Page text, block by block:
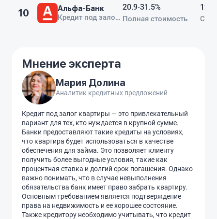
10 Альфа-Банк
Кредит под залог недвижимости
20.9-31.5%
Полная стоимость
12-
Срок
Мнение эксперта
Мария Долина
Аналитик кредитных предложений
Кредит под залог квартиры — это привлекательный
вариант для тех, кто нуждается в крупной сумме.
Банки предоставляют такие кредиты на условиях,
что квартира будет использоваться в качестве
обеспечения для займа. Это позволяет клиенту
получить более выгодные условия, такие как
процентная ставка и долгий срок погашения. Однако
важно понимать, что в случае невыполнения
обязательства банк имеет право забрать квартиру.
Основным требованием является подтверждение
права на недвижимость и ее хорошее состояние.
Также кредитору необходимо учитывать, что кредит